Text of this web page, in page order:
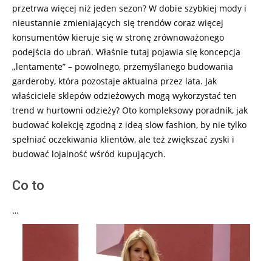
przetrwa więcej niż jeden sezon? W dobie szybkiej mody i
nieustannie zmieniających się trendów coraz więcej
konsumentów kieruje się w stronę zrównoważonego
podejścia do ubrań. Właśnie tutaj pojawia się koncepcja
„lentamente” – powolnego, przemyślanego budowania
garderoby, która pozostaje aktualna przez lata. Jak
właściciele sklepów odzieżowych mogą wykorzystać ten
trend w hurtowni odzieży? Oto kompleksowy poradnik, jak
budować kolekcję zgodną z ideą slow fashion, by nie tylko
spełniać oczekiwania klientów, ale też zwiększać zyski i
budować lojalność wśród kupujących.
Co to
…